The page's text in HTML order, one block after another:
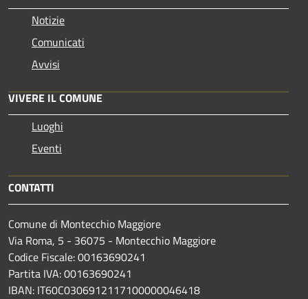
Notizie
Comunicati
Avvisi
VIVERE IL COMUNE
Luoghi
Eventi
CONTATTI
Comune di Montecchio Maggiore
Via Roma, 5 - 36075 - Montecchio Maggiore
Codice Fiscale: 00163690241
Partita IVA: 00163690241
IBAN: IT60C0306912117100000046418